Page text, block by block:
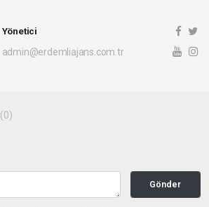
Yönetici
admin@erdemliajans.com.tr
(0)
Gönder